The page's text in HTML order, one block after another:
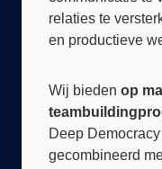
en productieve
Deep
gecombineerd
praktijkgerichte